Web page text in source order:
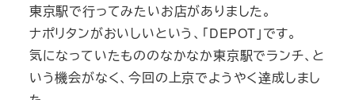
東京駅で行ってみたいお店がありました。
ナポリタンがおいしいという、「DEPOT」です。
気になっていたもののなかなか東京駅でランチ、と
いう機会がなく、今回の上京でようやく達成しまし